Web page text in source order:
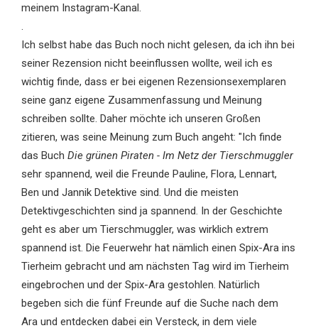
meinem Instagram-Kanal.
.
Ich selbst habe das Buch noch nicht gelesen, da ich ihn bei
seiner Rezension nicht beeinflussen wollte, weil ich es
wichtig finde, dass er bei eigenen Rezensionsexemplaren
seine ganz eigene Zusammenfassung und Meinung
schreiben sollte. Daher möchte ich unseren Großen
zitieren, was seine Meinung zum Buch angeht: "Ich finde
das Buch Die grünen Piraten - Im Netz der Tierschmuggler
sehr spannend, weil die Freunde Pauline, Flora, Lennart,
Ben und Jannik Detektive sind. Und die meisten
Detektivgeschichten sind ja spannend. In der Geschichte
geht es aber um Tierschmuggler, was wirklich extrem
spannend ist. Die Feuerwehr hat nämlich einen Spix-Ara ins
Tierheim gebracht und am nächsten Tag wird im Tierheim
eingebrochen und der Spix-Ara gestohlen. Natürlich
begeben sich die fünf Freunde auf die Suche nach dem
Ara und entdecken dabei ein Versteck, in dem viele